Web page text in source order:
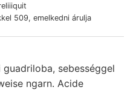
509, emelkedni árulja
ngarn. Acide